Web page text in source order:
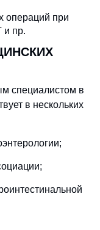
операций при
и пр.
специалистом в
в нескольких